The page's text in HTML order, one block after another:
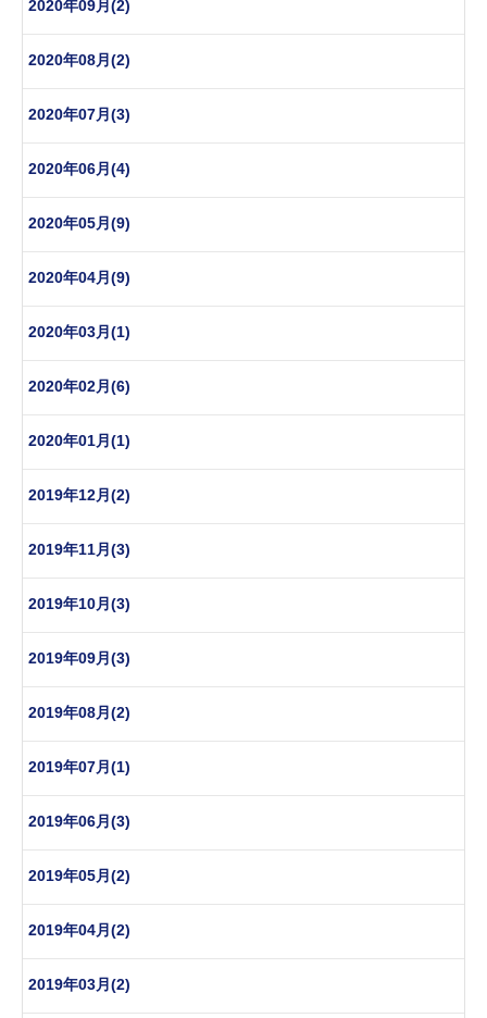
2020年09月(2)
2020年08月(2)
2020年07月(3)
2020年06月(4)
2020年05月(9)
2020年04月(9)
2020年03月(1)
2020年02月(6)
2020年01月(1)
2019年12月(2)
2019年11月(3)
2019年10月(3)
2019年09月(3)
2019年08月(2)
2019年07月(1)
2019年06月(3)
2019年05月(2)
2019年04月(2)
2019年03月(2)